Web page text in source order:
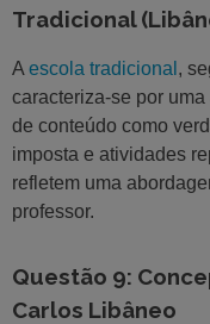
Tradicional
A escola tradicional ,
caracteriza-se por
de conteúdo como
imposta e atividades
refletem uma
professor.
Questão 9:
Carlos Libâneo